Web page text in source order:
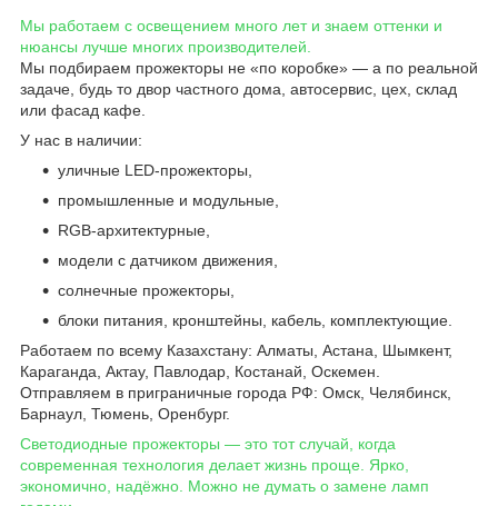
Мы работаем с освещением много лет и знаем оттенки и
нюансы лучше многих производителей.
Мы подбираем прожекторы не «по коробке» — а по реальной
задаче, будь то двор частного дома, автосервис, цех, склад
или фасад кафе.
У нас в наличии:
уличные LED-прожекторы,
промышленные и модульные,
RGB-архитектурные,
модели с датчиком движения,
солнечные прожекторы,
блоки питания, кронштейны, кабель, комплектующие.
Работаем по всему Казахстану: Алматы, Астана, Шымкент,
Караганда, Актау, Павлодар, Костанай, Оскемен.
Отправляем в приграничные города РФ: Омск, Челябинск,
Барнаул, Тюмень, Оренбург.
Светодиодные прожекторы — это тот случай, когда
современная технология делает жизнь проще. Ярко,
экономично, надёжно. Можно не думать о замене ламп